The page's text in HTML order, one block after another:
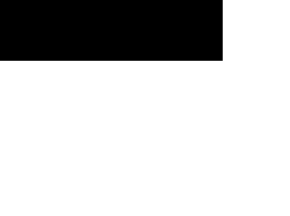
Ağrı'da toplu sünnet şöleni